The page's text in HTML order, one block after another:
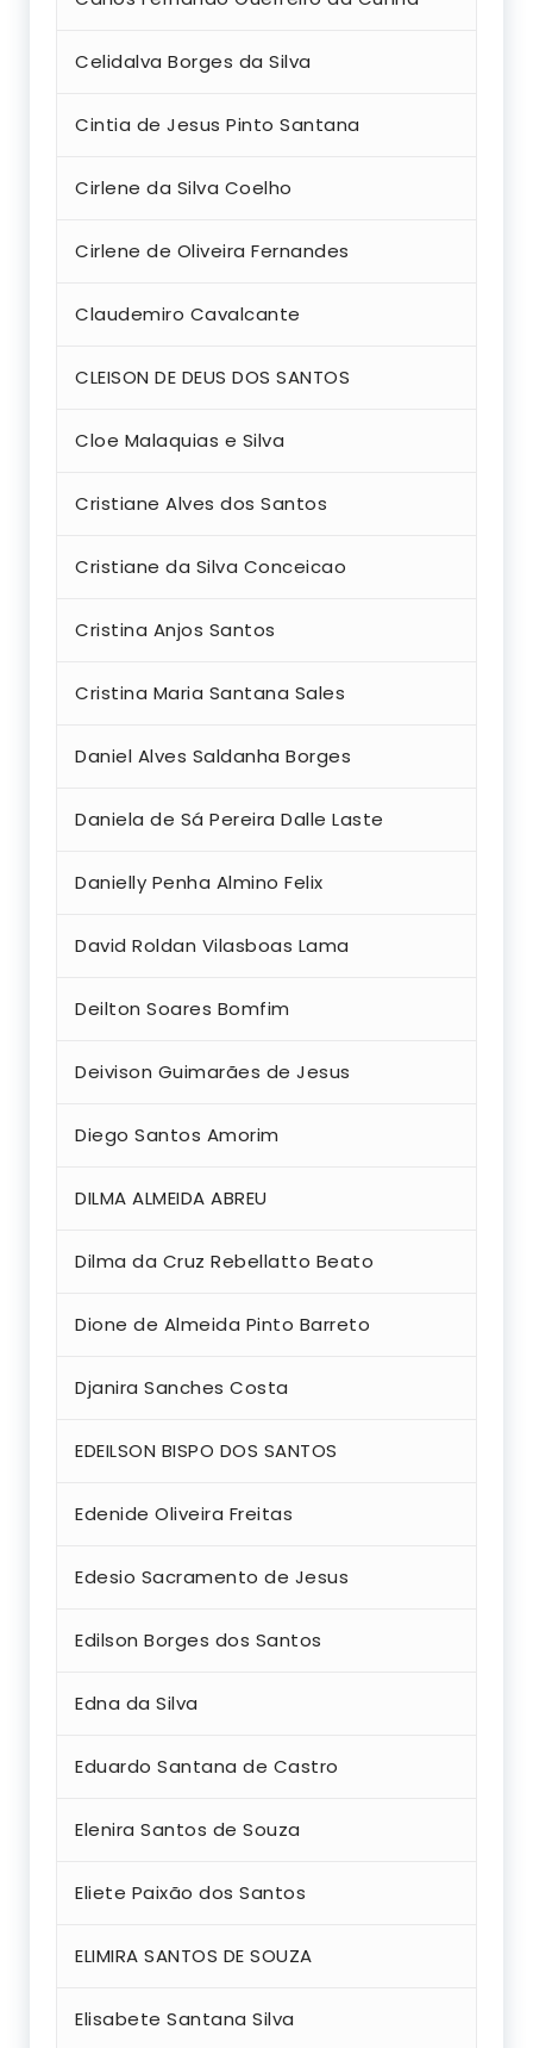
Celidalva Borges da Silva
Cintia de Jesus Pinto Santana
Cirlene da Silva Coelho
Cirlene de Oliveira Fernandes
Claudemiro Cavalcante
CLEISON DE DEUS DOS SANTOS
Cloe Malaquias e Silva
Cristiane Alves dos Santos
Cristiane da Silva Conceicao
Cristina Anjos Santos
Cristina Maria Santana Sales
Daniel Alves Saldanha Borges
Daniela de Sá Pereira Dalle Laste
Danielly Penha Almino Felix
David Roldan Vilasboas Lama
Deilton Soares Bomfim
Deivison Guimarães de Jesus
Diego Santos Amorim
DILMA ALMEIDA ABREU
Dilma da Cruz Rebellatto Beato
Dione de Almeida Pinto Barreto
Djanira Sanches Costa
EDEILSON BISPO DOS SANTOS
Edenide Oliveira Freitas
Edesio Sacramento de Jesus
Edilson Borges dos Santos
Edna da Silva
Eduardo Santana de Castro
Elenira Santos de Souza
Eliete Paixão dos Santos
ELIMIRA SANTOS DE SOUZA
Elisabete Santana Silva